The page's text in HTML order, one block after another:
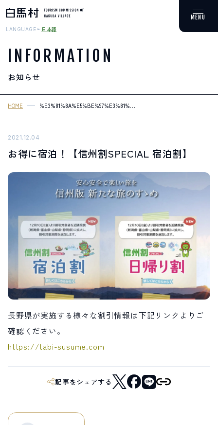
MOUNTAIN & TREKKING
登山・トレッキング
スキー場
温泉
スポット紹介
LIVE CAMERA
ライブカメラ
RECOMMENDATION
おすすめ情報
ABOUT HAKUBA
白馬村について
EVENTS
イベント情報
INFORMATION
お知らせ
MEISTER TOUR
マイスターツアー
宿泊施設 アクティビティー
HAKUBA ORIGINAL
Hakuba Original
NORWAY VILLAGE
白馬村の季節
ふるさと納税
プライバシーポリシー
LANGUAGE 日本語
INFORMATION
お知らせ
HOME
2021.12.04
お得に宿泊！【信州割SPECIAL 宿泊割】
長野県が実施する様々な割引情報は下記リンクよりご
確認ください。
https://tabi-susume.com
記事をシェアする